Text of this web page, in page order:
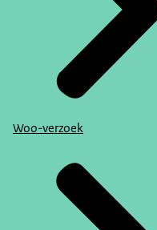
Woo-verzoek